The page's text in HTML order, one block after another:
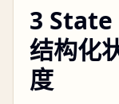
3
结构化
度